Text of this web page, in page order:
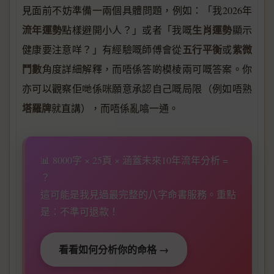
見面前不妨準備一兩個具體問題，例如：「我2026年
流年運勢點樣避開小人？」或者「我嘅生肖運勢顯示
健康要注意咩？」有經驗嘅師傅會從五行平衡或紫微
鬥數角度詳細解釋，而唔係答啲模棱兩可嘅答案。你
亦可以觀察佢哋係咪願意承認自己嘅局限（例如唔熟
塔羅牌就直講），而唔係亂噏一通。
📊 8000字 × 25頁 × 涵蓋未來10年流年分析 =
？
這可能是我見過最完整的八字命書服務。重點
是：不準可退款！
看看如何分析你的命格 →